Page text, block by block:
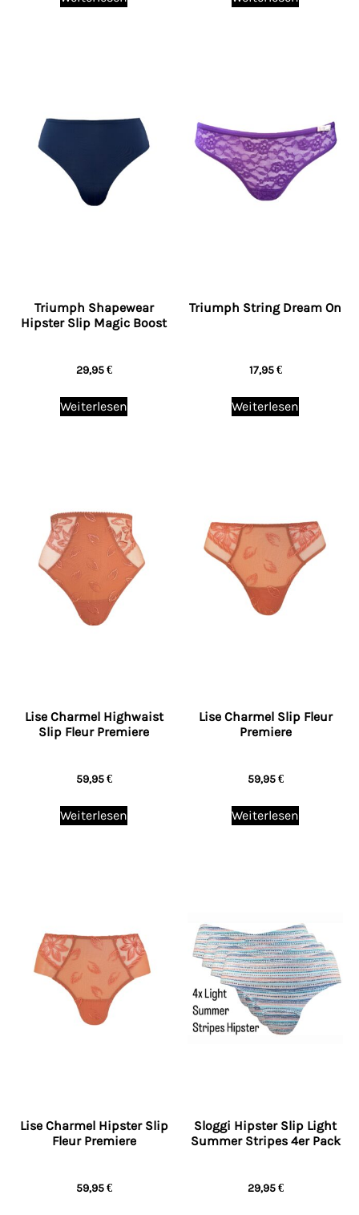
Triumph Shapewear
Hipster Slip Magic Boost
29,95€
Weiterlesen
Triumph String Dream On
17,95€
Weiterlesen
Lise Charmel Highwaist
Slip Fleur Premiere
59,95€
Weiterlesen
Lise Charmel Slip Fleur
Premiere
59,95€
Weiterlesen
Lise Charmel Hipster Slip
Fleur Premiere
59,95€
Sloggi Hipster Slip Light
Summer Stripes 4er Pack
29,95€